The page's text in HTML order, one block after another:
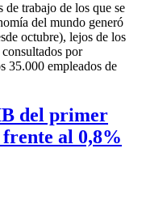
de trabajo de los que se
del mundo generó
octubre), lejos de los
por
35.000 empleados de
del primer
al 0,8%